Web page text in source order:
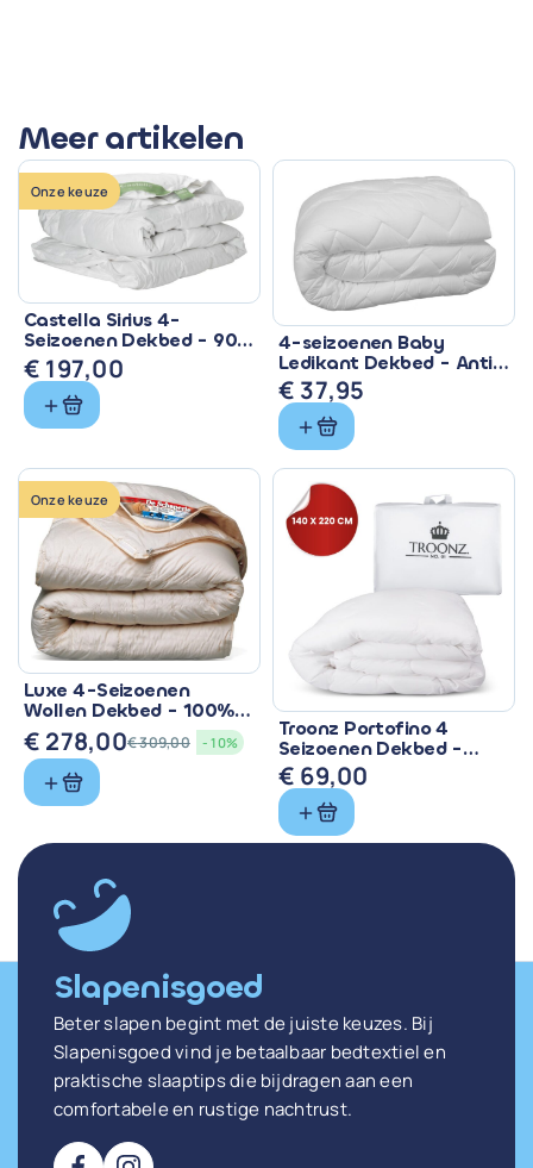
Meer artikelen
Onze keuze
Castella Sirius 4-
Seizoenen Dekbed - 90%
Eendendons &
Ventilerend
€ 197,00
4-seizoenen Baby
Ledikant Dekbed - Anti
Allergisch & Wasbaar
€ 37,95
Onze keuze
Luxe 4-Seizoenen
Wollen Dekbed - 100%
Zuiver Scheerwol
€309,00
Oorspronkelijke
prijs
€ 309,00.
€ 278,00
Huidige
prijs
€ 278,00.
- 10%
Troonz Portofino 4
Seizoenen Dekbed -
Comfort voor Elk
Seizoen
€ 69,00
Slapenisgoed
Beter slapen begint met de juiste keuzes. Bij
Slapenisgoed vind je betaalbaar bedtextiel en
praktische slaaptips die bijdragen aan een
comfortabele en rustige nachtrust.